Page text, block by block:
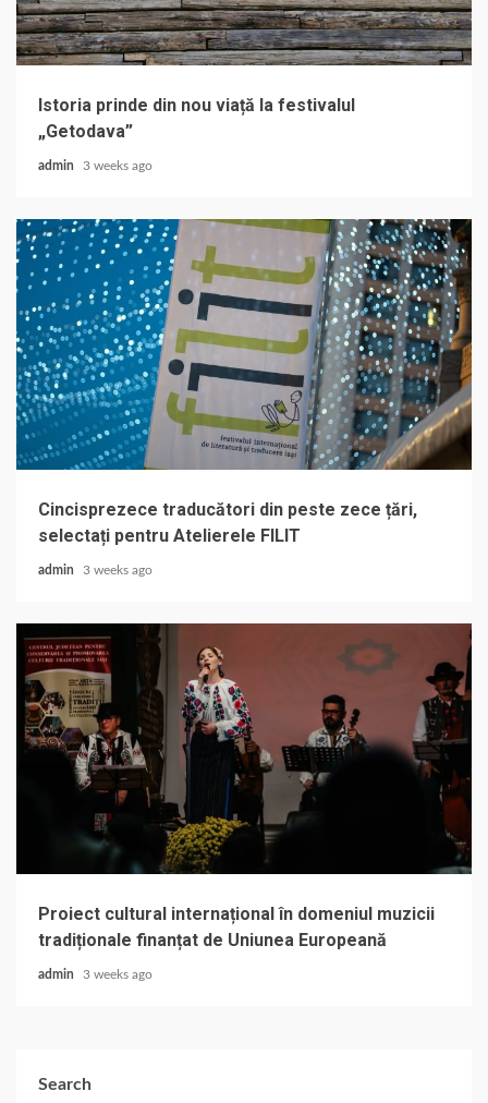
Istoria prinde din nou viață la festivalul
„Getodava”
admin 3 weeks ago
Cincisprezece traducători din peste zece țări,
selectați pentru Atelierele FILIT
admin 3 weeks ago
Proiect cultural internațional în domeniul muzicii
tradiționale finanțat de Uniunea Europeană
admin 3 weeks ago
Search